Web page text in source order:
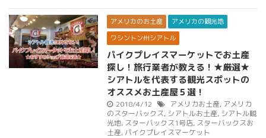
アメリカのお土産
アメリカの観光地
ワシントン州シアトル
パイクプレイスマーケットでお土産
探し！旅行業者が教える！★厳選★
シアトルを代表する観光スポットの
オススメお土産屋５選！
2018/4/12 アメリカお土産, アメリカ
のスターバックス, シアトルお土産, シアトル観
光地, スターバックス1号店, スターバックスお
土産, パイクプレイスマーケット